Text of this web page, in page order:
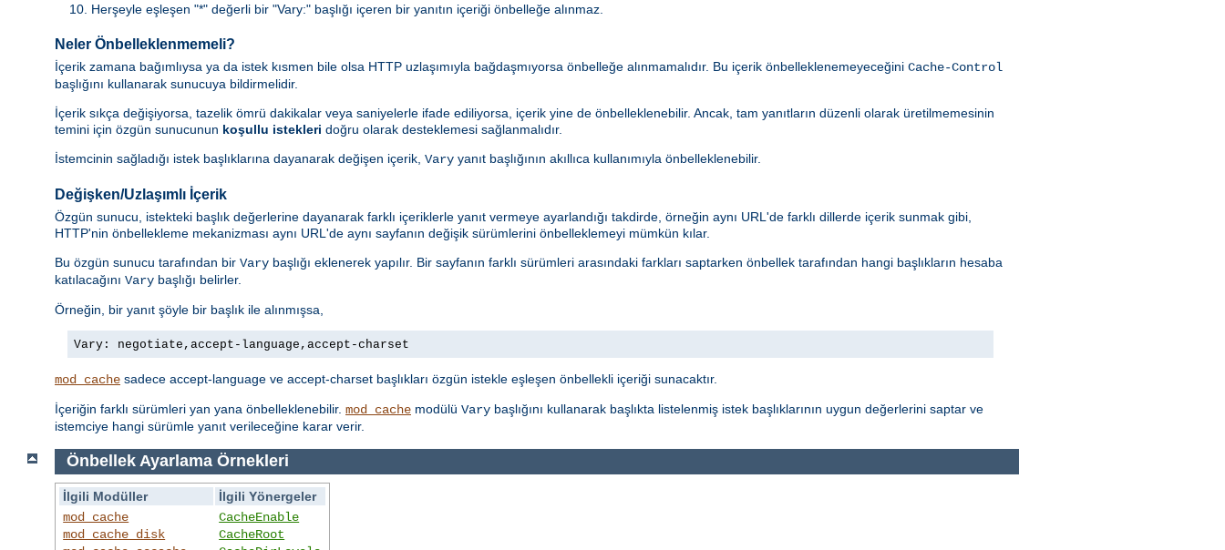
Herşeyle eşleşen "*" değerli bir "Vary:" başlığı içeren bir yanıtın içeriği önbelleğe alınmaz.
Neler Önbelleklenmemeli?
İçerik zamana bağımlıysa ya da istek kısmen bile olsa HTTP uzlaşımıyla bağdaşmıyorsa önbelleğe alınmamalıdır. Bu içerik önbelleklenemeyeceğini Cache-Control
başlığını kullanarak sunucuya bildirmelidir.
İçerik sıkça değişiyorsa, tazelik ömrü dakikalar veya saniyelerle ifade ediliyorsa, içerik yine de önbelleklenebilir. Ancak, tam yanıtların düzenli olarak üretilmemesinin
temini için özgün sunucunun koşullu istekleri doğru olarak desteklemesi sağlanmalıdır.
İstemcinin sağladığı istek başlıklarına dayanarak değişen içerik, Vary yanıt başlığının akıllıca kullanımıyla önbelleklenebilir.
Değişken/Uzlaşımlı İçerik
Özgün sunucu, istekteki başlık değerlerine dayanarak farklı içeriklerle yanıt vermeye ayarlandığı takdirde, örneğin aynı URL'de farklı dillerde içerik sunmak gibi,
HTTP'nin önbellekleme mekanizması aynı URL'de aynı sayfanın değişik sürümlerini önbelleklemeyi mümkün kılar.
Bu özgün sunucu tarafından bir Vary başlığı eklenerek yapılır. Bir sayfanın farklı sürümleri arasındaki farkları saptarken önbellek tarafından hangi başlıkların hesaba
katılacağını Vary başlığı belirler.
Örneğin, bir yanıt şöyle bir başlık ile alınmışsa,
Vary: negotiate,accept-language,accept-charset
mod_cache sadece accept-language ve accept-charset başlıkları özgün istekle eşleşen önbellekli içeriği sunacaktır.
İçeriğin farklı sürümleri yan yana önbelleklenebilir. mod_cache modülü Vary başlığını kullanarak başlıkta listelenmiş istek başlıklarının uygun değerlerini saptar ve
istemciye hangi sürümle yanıt verileceğine karar verir.
Önbellek Ayarlama Örnekleri
İlgili Modüller
İlgili Yönergeler
mod_cache
mod_cache_disk
CacheEnable
CacheRoot